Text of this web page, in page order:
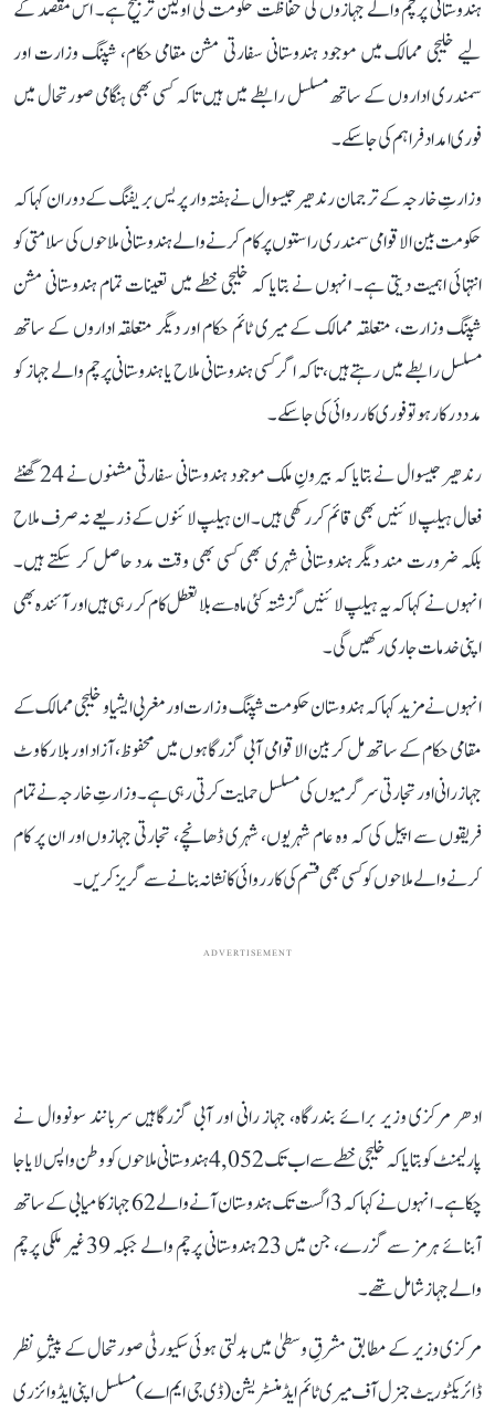
ہندوستانی پرچم والے جہازوں کی حفاظت حکومت کی اولین ترجیح ہے۔ اس مقصد کے
لیے خلیجی ممالک میں موجود ہندوستانی سفارتی مشن مقامی حکام، شپنگ وزارت اور
سمندری اداروں کے ساتھ مسلسل رابطے میں ہیں تاکہ کسی بھی ہنگامی صورتحال میں
فوری امداد فراہم کی جا سکے۔
وزارتِ خارجہ کے ترجمان رندھیر جیسوال نے ہفتہ وار پریس بریفنگ کے دوران کہا کہ
حکومت بین الاقوامی سمندری راستوں پر کام کرنے والے ہندوستانی ملاحوں کی سلامتی کو
انتہائی اہمیت دیتی ہے۔ انہوں نے بتایا کہ خلیجی خطے میں تعینات تمام ہندوستانی مشن
شپنگ وزارت، متعلقہ ممالک کے میری ٹائم حکام اور دیگر متعلقہ اداروں کے ساتھ
مسلسل رابطے میں رہتے ہیں، تاکہ اگر کسی ہندوستانی ملاح یا ہندوستانی پرچم والے جہاز کو
مدد درکار ہو تو فوری کارروائی کی جا سکے۔
رندھیر جیسوال نے بتایا کہ بیرونِ ملک موجود ہندوستانی سفارتی مشنوں نے 24 گھنٹے
فعال ہیلپ لائنیں بھی قائم کر رکھی ہیں۔ ان ہیلپ لائنوں کے ذریعے نہ صرف ملاح
بلکہ ضرورت مند دیگر ہندوستانی شہری بھی کسی بھی وقت مدد حاصل کر سکتے ہیں۔
انہوں نے کہا کہ یہ ہیلپ لائنیں گزشتہ کئی ماہ سے بلا تعطل کام کر رہی ہیں اور آئندہ بھی
اپنی خدمات جاری رکھیں گی۔
انہوں نے مزید کہا کہ ہندوستان حکومت شپنگ وزارت اور مغربی ایشیا و خلیجی ممالک کے
مقامی حکام کے ساتھ مل کر بین الاقوامی آبی گزرگاہوں میں محفوظ، آزاد اور بلا رکاوٹ
جہاز رانی اور تجارتی سرگرمیوں کی مسلسل حمایت کرتی رہی ہے۔ وزارتِ خارجہ نے تمام
فریقوں سے اپیل کی کہ وہ عام شہریوں، شہری ڈھانچے، تجارتی جہازوں اور ان پر کام
کرنے والے ملاحوں کو کسی بھی قسم کی کارروائی کا نشانہ بنانے سے گریز کریں۔
ADVERTISEMENT
ادھر مرکزی وزیر برائے بندرگاہ، جہاز رانی اور آبی گزرگاہیں سربانند سونووال نے
پارلیمنٹ کو بتایا کہ خلیجی خطے سے اب تک 4,052 ہندوستانی ملاحوں کو وطن واپس لایا جا
چکا ہے۔ انہوں نے کہا کہ 3 اگست تک ہندوستان آنے والے 62 جہاز کامیابی کے ساتھ
آبنائے ہرمز سے گزرے، جن میں 23 ہندوستانی پرچم والے جبکہ 39 غیر ملکی پرچم
والے جہاز شامل تھے۔
مرکزی وزیر کے مطابق مشرقِ وسطیٰ میں بدلتی ہوئی سکیورٹی صورتحال کے پیشِ نظر
ڈائریکٹوریٹ جنرل آف میری ٹائم ایڈمنسٹریشن (ڈی جی ایم اے) مسلسل اپنی ایڈوائزری